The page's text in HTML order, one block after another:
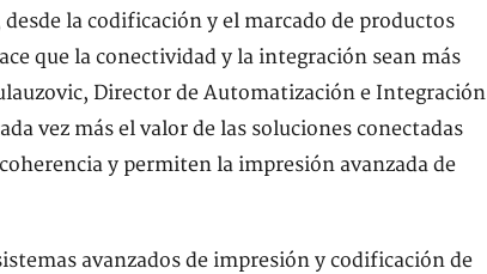
la codificación y el marcado de productos
que la conectividad y la integración sean más
Director de Automatización e Integración
vez más el valor de las soluciones conectadas
y permiten la impresión avanzada de
avanzados de impresión y codificación de